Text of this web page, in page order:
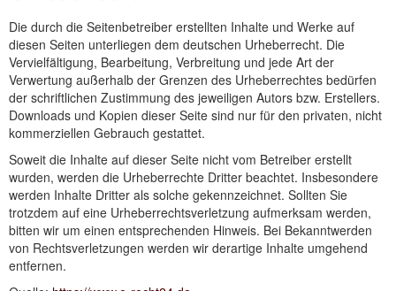
Die durch die Seitenbetreiber erstellten Inhalte und Werke auf
diesen Seiten unterliegen dem deutschen Urheberrecht. Die
Vervielfältigung, Bearbeitung, Verbreitung und jede Art der
Verwertung außerhalb der Grenzen des Urheberrechtes bedürfen
der schriftlichen Zustimmung des jeweiligen Autors bzw. Erstellers.
Downloads und Kopien dieser Seite sind nur für den privaten, nicht
kommerziellen Gebrauch gestattet.
Soweit die Inhalte auf dieser Seite nicht vom Betreiber erstellt
wurden, werden die Urheberrechte Dritter beachtet. Insbesondere
werden Inhalte Dritter als solche gekennzeichnet. Sollten Sie
trotzdem auf eine Urheberrechtsverletzung aufmerksam werden,
bitten wir um einen entsprechenden Hinweis. Bei Bekanntwerden
von Rechtsverletzungen werden wir derartige Inhalte umgehend
entfernen.